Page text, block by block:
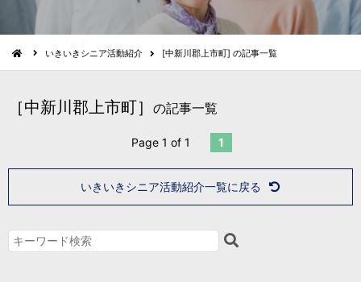
いきいきシニア活動紹介 [中新川郡上市町] の記事一覧
［中新川郡上市町］ の記事一覧
Page 1 of 1 1
いきいきシニア活動紹介一覧に戻る